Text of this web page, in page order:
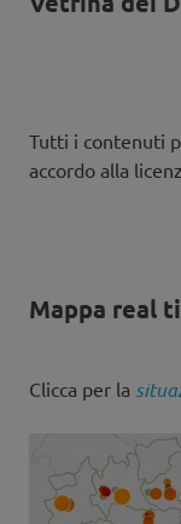
Tutti i contenuti
accordo alla
Mappa real
Clicca per la